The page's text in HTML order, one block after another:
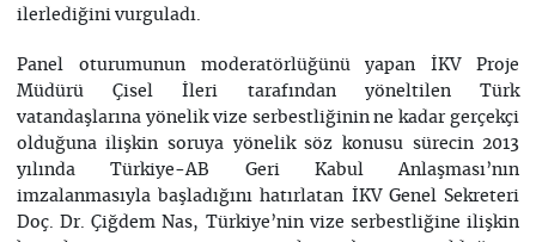
ilerlediğini vurguladı.
Panel oturumunun moderatörlüğünü yapan İKV Proje
Müdürü Çisel İleri tarafından yöneltilen Türk
vatandaşlarına yönelik vize serbestliğinin ne kadar gerçekçi
olduğuna ilişkin soruya yönelik söz konusu sürecin 2013
yılında Türkiye-AB Geri Kabul Anlaşması’nın
imzalanmasıyla başladığını hatırlatan İKV Genel Sekreteri
Doç. Dr. Çiğdem Nas, Türkiye’nin vize serbestliğine ilişkin